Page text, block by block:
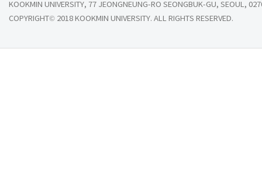
KOOKMIN UNIVERSITY, 77 JEONGNEUNG-RO SEONGBUK-GU, SEOUL,
COPYRIGHT© 2018 KOOKMIN UNIVERSITY. ALL RIGHTS RESERVED.